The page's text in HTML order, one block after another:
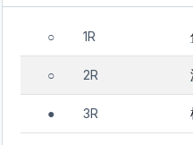
○ 1R
○ 2R
● 3R